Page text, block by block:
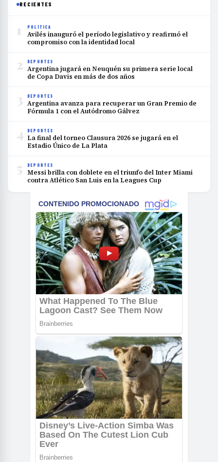
RECIENTES
1 POLÍTICA
Avilés inauguró el período legislativo y reafirmó el
compromiso con la identidad local
2 DEPORTES
Argentina jugará en Neuquén su primera serie local
de Copa Davis en más de dos años
3 DEPORTES
Argentina avanza para recuperar un Gran Premio de
Fórmula 1 con el Autódromo Gálvez
4 DEPORTES
La final del torneo Clausura 2026 se jugará en el
Estadio Único de La Plata
5 DEPORTES
Messi brilla con doblete en el triunfo del Inter Miami
contra Atlético San Luis en la Leagues Cup